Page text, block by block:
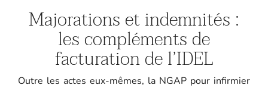
Majorations et indemnités :
les compléments de
facturation de l’IDEL
Outre les actes eux-mêmes, la NGAP pour infirmier